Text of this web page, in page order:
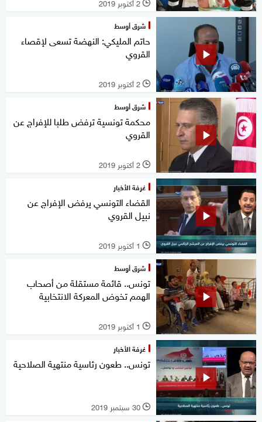
l
شرق أوسط
حاتم المليكي: النهضة تسعى لإقصاء
القروي
l 2 أكتوبر 2019
شرق أوسط
محكمة تونسية ترفض طلبا للإفراج عن
القروي
l 2 أكتوبر 2019
غرفة الأخبار
القضاء التونسي يرفض الإفراج عن
نبيل القروي
l 1 أكتوبر 2019
شرق أوسط
تونس.. قائمة مستقلة من أصحاب
الهمم تخوض المعركة الانتخابية
l 1 أكتوبر 2019
غرفة الأخبار
تونس.. طعون رئاسية منتهية الصلاحية
l 30 سبتمبر 2019